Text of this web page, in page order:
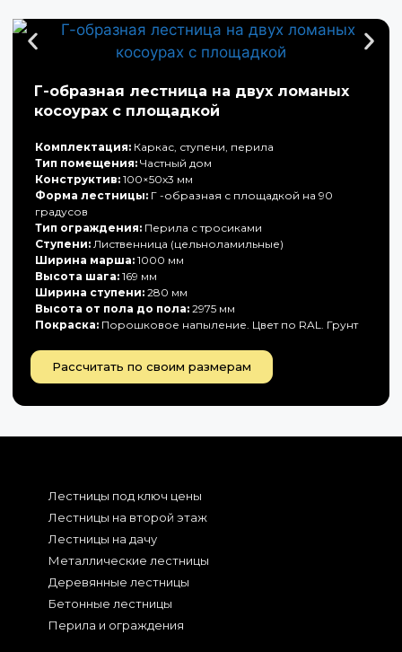
Г-образная лестница на двух ломаных
косоурах с площадкой
Комплектация: Каркас, ступени, перила
Тип помещения: Частный дом
Конструктив: 100×50х3 мм
Форма лестницы: Г -образная с площадкой на 90
градусов
Тип ограждения: Перила с тросиками
Ступени: Лиственница (цельноламильные)
Ширина марша: 1000 мм
Высота шага: 169 мм
Ширина ступени: 280 мм
Высота от пола до пола: 2975 мм
Покраска: Порошковое напыление. Цвет по RAL. Грунт
Рассчитать по своим размерам
Лестницы под ключ цены
Лестницы на второй этаж
Лестницы на дачу
Металлические лестницы
Деревянные лестницы
Бетонные лестницы
Перила и ограждения